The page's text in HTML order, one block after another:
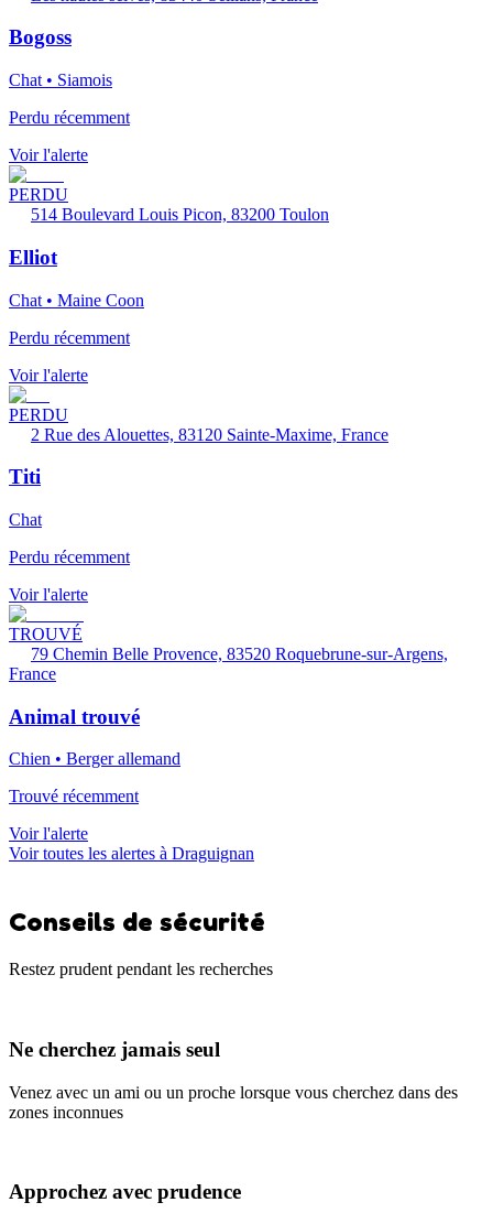
Bogoss
Chat • Siamois
Perdu récemment
Voir l'alerte
PERDU
514 Boulevard Louis Picon, 83200 Toulon
Elliot
Chat • Maine Coon
Perdu récemment
Voir l'alerte
PERDU
2 Rue des Alouettes, 83120 Sainte-Maxime, France
Titi
Chat
Perdu récemment
Voir l'alerte
TROUVÉ
79 Chemin Belle Provence, 83520 Roquebrune-sur-Argens,
France
Animal trouvé
Chien • Berger allemand
Trouvé récemment
Voir l'alerte
Voir toutes les alertes à Draguignan
Conseils de sécurité
Restez prudent pendant les recherches
Ne cherchez jamais seul
Venez avec un ami ou un proche lorsque vous cherchez dans des
zones inconnues
Approchez avec prudence